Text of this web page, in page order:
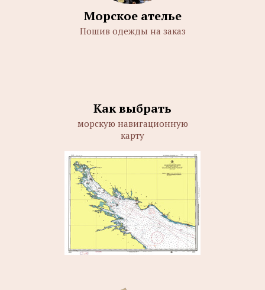
Морское ателье
Пошив одежды на заказ
Как выбрать
морскую навигационную
карту